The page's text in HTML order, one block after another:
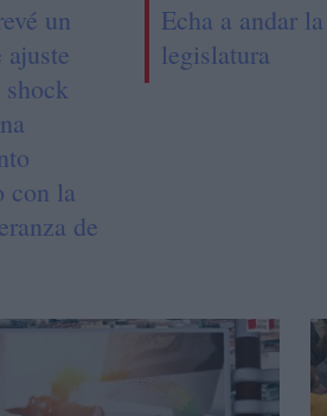
un
ajuste
con la
de
Echa a andar la
legislatura